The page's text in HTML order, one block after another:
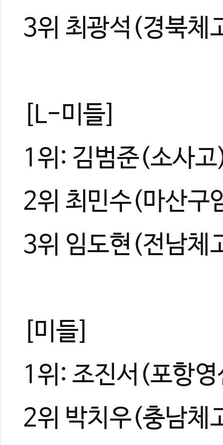
3위 최광석(경북
[L-미들]
1위: 김범준(소사
2위 최민수(마산구
3위 임도현(전남체
[미들]
1위: 조진서(포항
2위 박치우(충남체